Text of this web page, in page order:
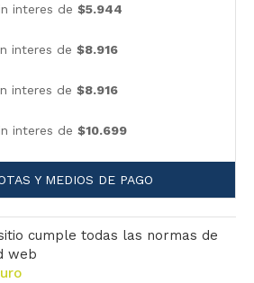
interes de $5.944
interes de$8.916
interes de$8.916
interes de $10.699
Y MEDIOS DE PAGO
cumple todas las normas de
web